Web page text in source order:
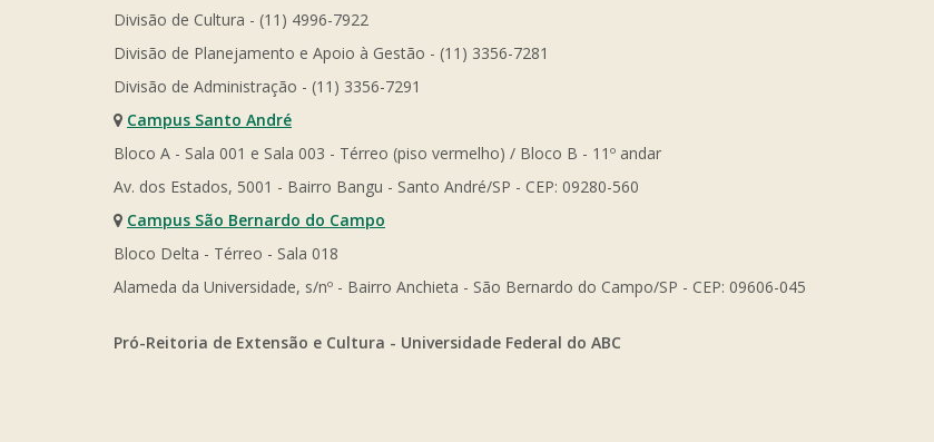
Divisão de Cultura - (11) 4996-7922
Divisão de Planejamento e Apoio à Gestão - (11) 3356-7281
Divisão de Administração - (11) 3356-7291
Campus Santo André
Bloco A - Sala 001 e Sala 003 - Térreo (piso vermelho) / Bloco B - 11º andar
Av. dos Estados, 5001 - Bairro Bangu - Santo André/SP - CEP: 09280-560
Campus São Bernardo do Campo
Bloco Delta - Térreo - Sala 018
Alameda da Universidade, s/nº - Bairro Anchieta - São Bernardo do Campo/SP - CEP: 09606-045
Pró-Reitoria de Extensão e Cultura - Universidade Federal do ABC